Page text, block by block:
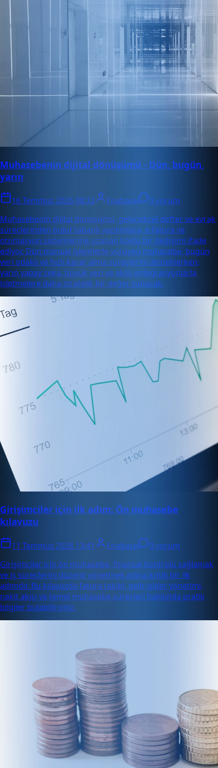
Muhasebenin dijital dönüşümü - Dün, bugün,
yarın
16 Temmuz 2026 08:32 Enabase
0 yorum
Muhasebenin dijital dönüşümü, geleneksel defter ve evrak
süreçlerinden bulut tabanlı yazılımlara, e-fatura ve
otomasyon sistemlerine uzanan köklü bir değişimi ifade
ediyor. Dün manuel işlemlerle yürüyen muhasebe, bugün
veri odaklı ve hızlı karar alma süreçlerini desteklerken;
yarın yapay zeka, büyük veri ve akıllı entegrasyonlarla
işletmelere daha stratejik bir değer sunacak.
Girişimciler için ilk adım: Ön muhasebe
kılavuzu
11 Temmuz 2026 13:41 Enabase
0 yorum
Girişimciler için ön muhasebe, finansal kontrolü sağlamak
ve iş süreçlerini düzenli yönetmek adına kritik bir ilk
adımdır. Bu kılavuzda fatura takibi, gelir-gider yönetimi,
nakit akışı ve temel muhasebe süreçleri hakkında pratik
bilgiler bulabilirsiniz.